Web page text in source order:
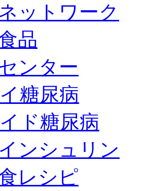
ットワーク
品
ンター
糖尿病
ド糖尿病
ンシュリン
レシピ